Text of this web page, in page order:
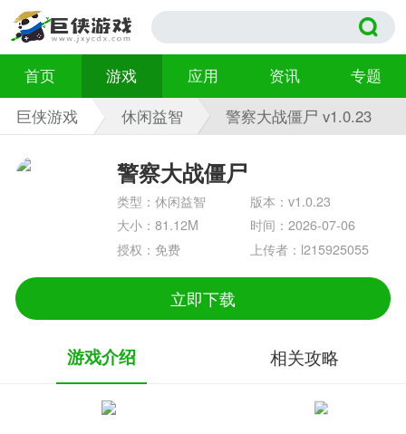
首页 游戏 应用 资讯
专题
巨侠游戏
休闲益智 警察大战僵尸 v1.0.23
警察大战僵尸
类型：休闲益智
版本：v1.0.23
大小：81.12M
时间：2026-07-06
授权：免费
上传者：l215925055
立即下载
游戏介绍 相关攻略